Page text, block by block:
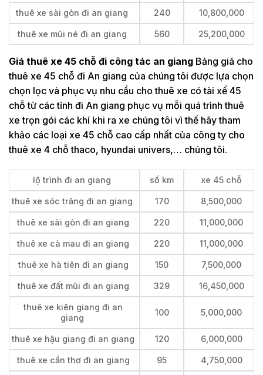
thuê xe sài gòn đi an giang 240 10,800,000
thuê xe mũi né đi an giang 560 25,200,000
Giá thuê xe 45 chỗ đi công tác an giang Bảng giá cho
thuê xe 45 chỗ đi An giang của chúng tôi được lựa chọn
chọn lọc và phục vụ nhu cầu cho thuê xe có tài xế 45
chỗ từ các tỉnh đi An giang phục vụ mỗi quá trình thuê
xe trọn gói các khí khi ra xe chúng tôi vì thế hãy tham
khảo các loại xe 45 chỗ cao cấp nhất của công ty cho
thuê xe 4 chỗ thaco, hyundai univers,… chúng tôi.
lộ trình đi an giang số km xe 45 chỗ
thuê xe sóc trăng đi an giang 170 8,500,000
thuê xe sài gòn đi an giang 220 11,000,000
thuê xe cà mau đi an giang 220 11,000,000
thuê xe hà tiên đi an giang 150 7,500,000
thuê xe đất mũi đi an giang 329 16,450,000
thuê xe kiên giang đi an
giang
100 5,000,000
thuê xe hậu giang đi an giang 120 6,000,000
thuê xe cần thơ đi an giang 95 4,750,000